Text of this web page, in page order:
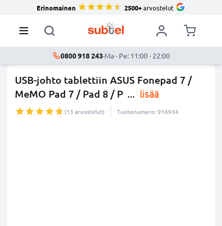
Erinomainen 2500+arvostelut
0800 918 243·Ma - Pe: 11:00 - 22:00
USB-johto tablettiin ASUS Fonepad 7 /
MeMO Pad 7 / Pad 8 / P ... lisää
(13 arvostelut) Tuotenumero: 916934